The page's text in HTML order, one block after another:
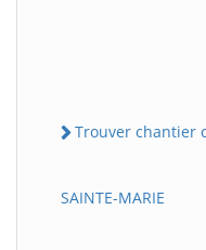
Trouver chantier
SAINTE-MARIE